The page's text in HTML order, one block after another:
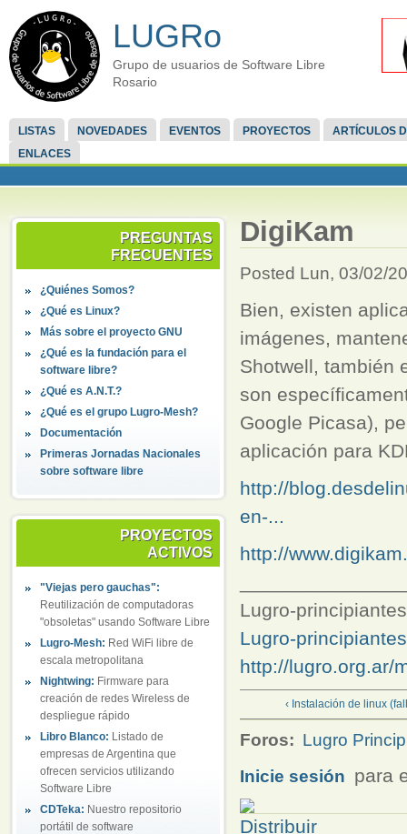
LUGRo
Grupo de usuarios de Software Libre
Rosario
LISTAS NOVEDADES EVENTOS PROYECTOS
ARTÍCULOS
ENLACES
PREGUNTAS
FRECUENTES
¿Quiénes Somos?
¿Qué es Linux?
Más sobre el proyecto GNU
¿Qué es la fundación para el
software libre?
¿Qué es A.N.T.?
¿Qué es el grupo Lugro-Mesh?
Documentación
Primeras Jornadas Nacionales
sobre software libre
PROYECTOS
ACTIVOS
"Viejas pero gauchas":
Reutilización de computadoras
"obsoletas" usando Software Libre
Lugro-Mesh: Red WiFi libre de
escala metropolitana
Nightwing: Firmware para
creación de redes Wireless de
despliegue rápido
Libro Blanco: Listado de
empresas de Argentina que
ofrecen servicios utilizando
Software Libre
CDTeka: Nuestro repositorio
portátil de software
DigiKam
Posted Lun, 03/02/
Bien, existen
imágenes,
Shotwell, también
son
Google Picasa),
aplicación para
http://
en-...
http://
Lugro-
Lugro-
http://lugro.org.ar/
‹ Instalación de linux
Foros: Lugro
Inicie sesión para